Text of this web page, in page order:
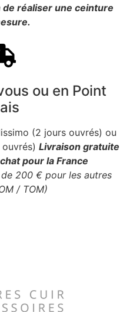
réaliser une ceinture
ou en Point
(2 jours ouvrés) ou
Livraison gratuite
pour la France
200 € pour les autres
/ TOM)